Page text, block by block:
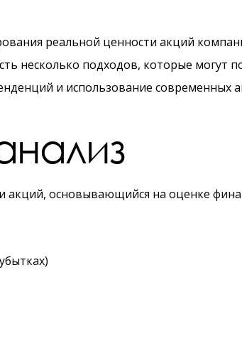
реальной ценности акций
несколько подходов, которые могут
и использование современных
основывающийся на оценке